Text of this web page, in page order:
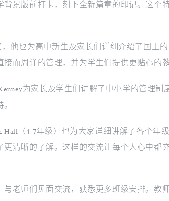
景版前打卡，刻下全新篇章的印记。这
，他也为高中新生及家长们详细介绍了国
而周详的管理，并为学生们提供更贴心的教
为家长及学生们讲解了中小学的管理
Hall（4-7年级）也为大家详细讲解了各个
清晰的了解。这样的交流让每个人心中
老师们见面交流，获悉更多班级安排。教